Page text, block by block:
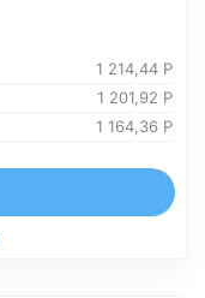
1 214,44 Р
1 201,92 Р
1 164,36 Р